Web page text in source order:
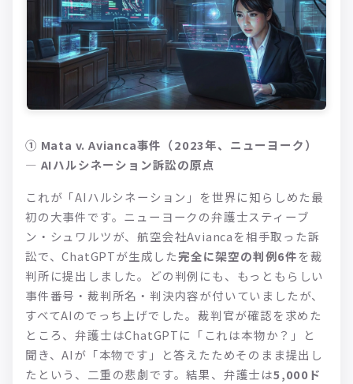
① Mata v. Avianca事件（2023年、ニューヨーク）
— AIハルシネーション訴訟の原点
これが「AIハルシネーション」を世界に知らしめた最
初の大事件です。ニューヨークの弁護士スティーブ
ン・シュワルツが、航空会社Aviancaを相手取った訴
訟で、ChatGPTが生成した完全に架空の判例6件を裁
判所に提出しました。どの判例にも、もっともらしい
事件番号・裁判所名・判決内容が付いていましたが、
すべてAIのでっち上げでした。裁判官が確認を求めた
ところ、弁護士はChatGPTに「これは本物か？」と
聞き、AIが「本物です」と答えたためそのまま提出し
たという、二重の悲劇です。結果、弁護士は5,000ド